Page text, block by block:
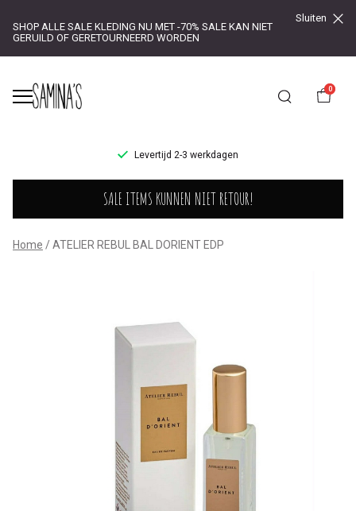
SHOP ALLE SALE KLEDING NU MET -70% SALE KAN NIET
GERUILD OF GERETOURNEERD WORDEN
Sluiten
0
Levertijd 2-3 werkdagen
ATELIER
REBUL
BAL
SALE ITEMS KUNNEN NIET RETOUR!
Home ATELIER REBUL BAL DORIENT EDP